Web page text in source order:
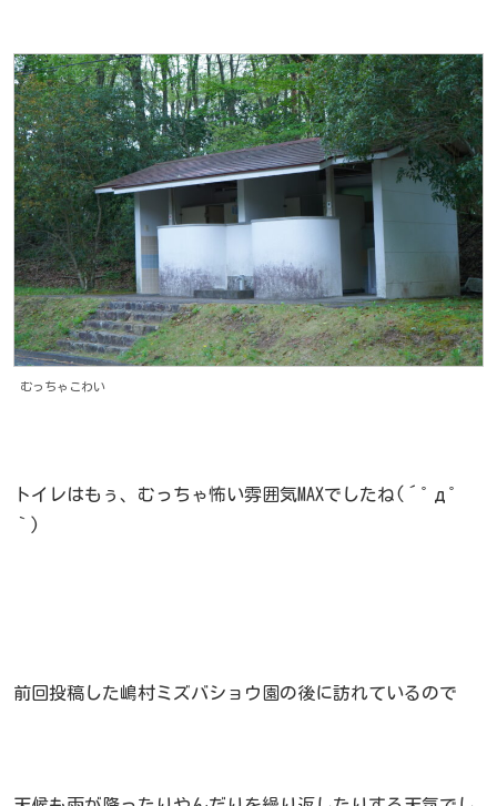
むっちゃこわい
トイレはもぅ、むっちゃ怖い雰囲気MAXでしたね(´ﾟдﾟ
｀)
前回投稿した嶋村ミズバショウ園の後に訪れているので